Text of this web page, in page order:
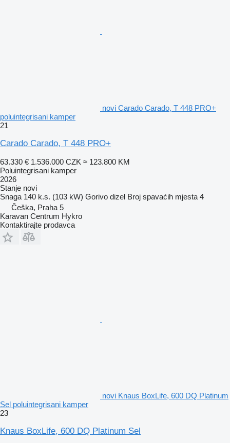
novi Carado Carado, T 448 PRO+
poluintegrisani kamper
21
Carado Carado, T 448 PRO+
63.330 € 1.536.000 CZK ≈ 123.800 KM
Poluintegrisani kamper
2026
Stanje novi
Snaga 140 k.s. (103 kW) Gorivo dizel Broj spavaćih mjesta 4
Češka, Praha 5
Karavan Centrum Hykro
Kontaktirajte prodavca
novi Knaus BoxLife, 600 DQ Platinum
Sel poluintegrisani kamper
23
Knaus BoxLife, 600 DQ Platinum Sel